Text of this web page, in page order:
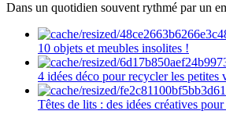
Dans un quotidien souvent rythmé par un
10 objets et meubles insolites !
4 idées déco pour recycler les petites
Têtes de lits : des idées créatives